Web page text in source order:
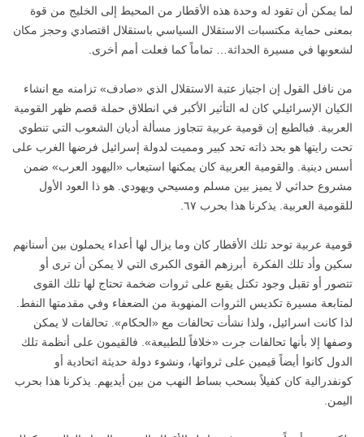
لما يمكن أن تقود له وحدة هذه الأقطار من المحيط إلى الخليج من قوة
بمعنى حماية مكتسبات الاستقلال السياسي باستقلال اقتصادي وحجز مكان
لشعوبها في مسيرة الحداثة… تماماً كما فعلت أمم أخرى.
من نافل القول إن اجتياز عتبة الاستقلال الذي «صادف» تزامنه مع انشاء
الكيان الإسرائيلي كان له التأثير الأكبر في انطلاق حملة قصم ظهر القومية
العربية. فبالطبع إن قومية عربية تتجاوز مسألة أديان الشعوب التي تنطوي
تحت رايتها هو بحد ذاته تحد كبير ومميت لدولة إسرائيل فرضها الغرب على
أسس دينية. والقومية العربية كان يمكنها استيعاب «اليهود العرب» ضمن
مشروع حداثي لا يميز بين مسلم ومسيحي ويهودي. هو ذا العود الأول
للقومية العربية. يذكرنا هذا بحرب ٦٧.
قومية عربية توحد تلك الأقطار كان وما يزال لها أعداء يحملون بين أسنانهم
سكين وأد تلك الفكرة أبرزهم القوى الكبرى التي لا يمكن أن ترى أو
تتصور أو تقبل وجود تكتل يقبع على ثروات ضخمة تحتاج لها تلك القوى
لمتابعة مسيرة تكديس الثروات المنهوبة من الضعفاء وفي مقدمتها النفط.
لذا كانت اسرائيل، ولذا نشأت تحالفات مع «الحكام». تحالفات لا يمكن
وصفها إلا بأنها تحالفات جرت «خلافاً للطبيعة». فالقيمون على أنظمة تلك
الدول كانوا أيضاً قيمين على ثرواتها، ونشوء دولة حديثة اتحادية أو
كونفدرالية كان كفيلاً بسحب بساط النهب من بين أيديهم. يذكرنا هذا بحرب
اليمن.